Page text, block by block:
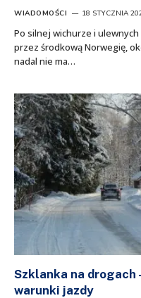
WIADOMOŚCI 18 STYCZNIA
Po silnej wichurze i
przez środkową Norwegię,
nadal nie ma…
Szklanka na
warunki jazdy